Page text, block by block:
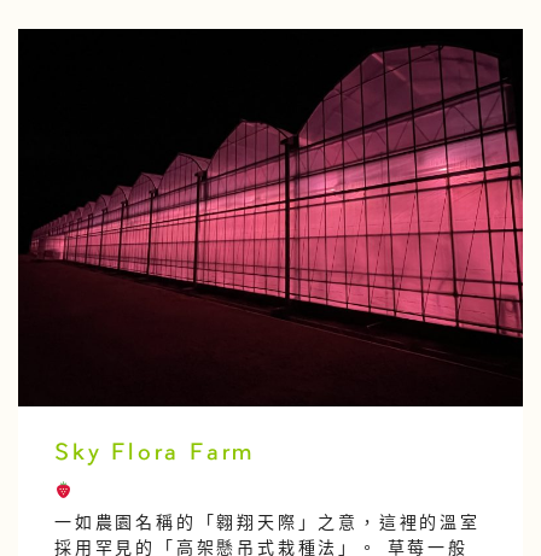
Sky Flora Farm
一如農園名稱的「翱翔天際」之意，這裡的溫室
採用罕見的「高架懸吊式栽種法」。 草莓一般